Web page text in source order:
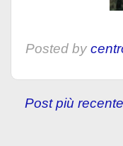
Posted by
Post più recente